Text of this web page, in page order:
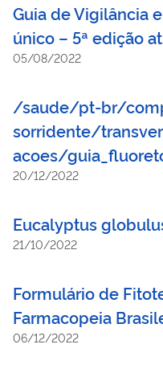
Guia de Vigilância
único – 5ª edição
05/08/2022
/saude/pt-br/
sorridente/
acoes/
20/12/2022
Eucalyptus
21/10/2022
Formulário de
Farmacopeia
06/12/2022